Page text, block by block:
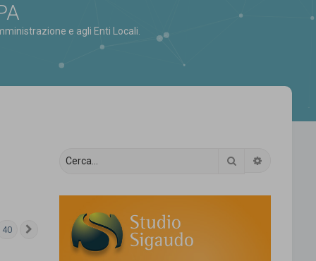
e agli Enti Locali.
40 Prossimo
Cerca